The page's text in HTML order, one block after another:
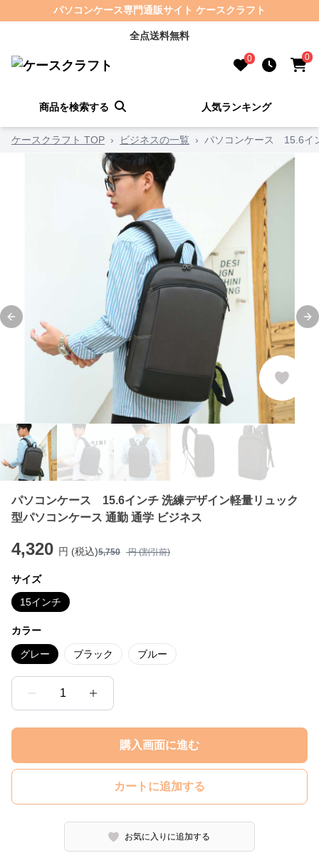
パソコンケース専門通販サイト ケースクラフト
全点送料無料
0 0
商品を検索する 人気ランキング
ケースクラフト TOP › ビジネスの一覧 › パソコンケース 15.6イ
Previous slide
パソコンケース 15.6インチ 洗練デザイン軽量リュック
型パソコンケース 通勤 通学 ビジネス
4,320 円 (税込)5,750 円 (割引前)
サイズ
15インチ
カラー
グレー ブラック ブルー
1
購入画面に進む
カートに追加する
お気に入りに追加する